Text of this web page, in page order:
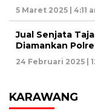
5 Maret 2025 | 4:11
Jual Senjata
Diamankan
24 Februari 2025 |
KARAWANG